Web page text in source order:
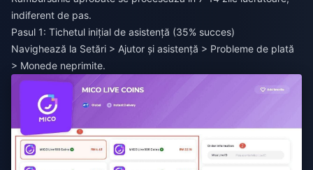
indiferent de pas.
Pasul 1: Tichetul inițial de asistență (35% succes)
Navighează la Setări > Ajutor și asistență > Probleme de plată
> Monede neprimite.